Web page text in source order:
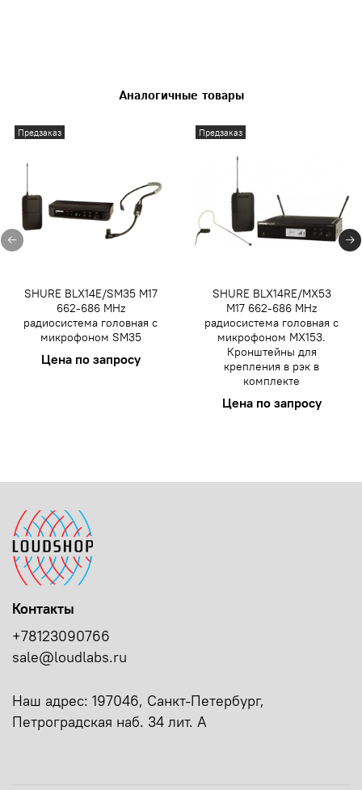
Аналогичные товары
Предзаказ
SHURE BLX14E/SM35 M17
662-686 MHz
радиосистема головная с
микрофоном SM35
Цена по запросу
Предзаказ
SHURE BLX14RE/MX53
M17 662-686 MHz
радиосистема головная с
микрофоном MX153.
Кронштейны для
крепления в рэк в
комплекте
Цена по запросу
Контакты
+78123090766
sale@loudlabs.ru
Наш адрес: 197046, Санкт-Петербург,
Петроградская наб. 34 лит. А